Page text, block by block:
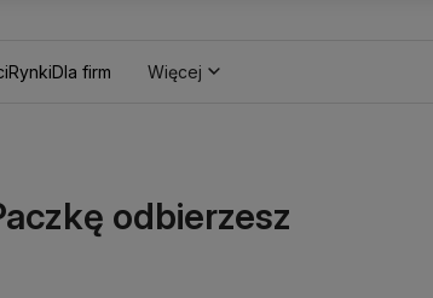
RynkiDla firm Więcej
odbierzesz